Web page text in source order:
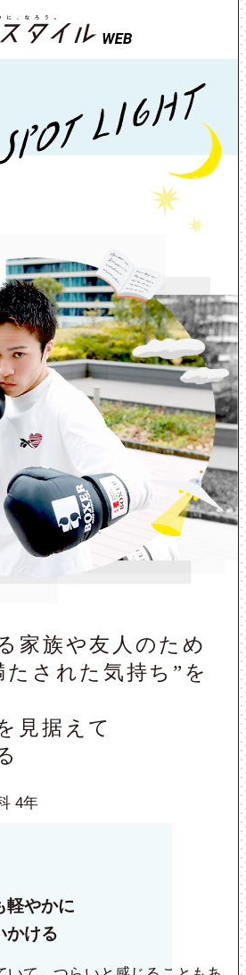
家族や友人のため
された気持ち”を
見据えて
4年
軽やかに
かける
くの命を守るた
分にできるこ
若山 翔太さん
）
リハビリ中の支えに
本代表の姿 今度は
憧れの舞台へ！／
2026.05.25
（SPOT LIGHT）